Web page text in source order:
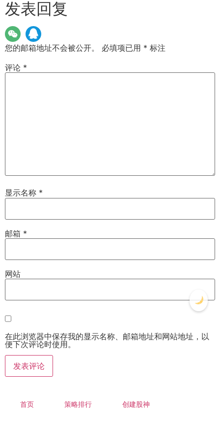
发表回复
您的邮箱地址不会被公开。 必填项已用 * 标注
评论 *
显示名称 *
邮箱 *
网站
在此浏览器中保存我的显示名称、邮箱地址和网站地址，以
便下次评论时使用。
首页 策略排行 创建股神